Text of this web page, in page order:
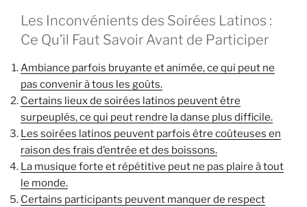
Les Inconvénients des Soirées Latinos :
Ce Qu’il Faut Savoir Avant de Participer
Ambiance parfois bruyante et animée, ce qui peut ne
pas convenir à tous les goûts.
Certains lieux de soirées latinos peuvent être
surpeuplés, ce qui peut rendre la danse plus difficile.
Les soirées latinos peuvent parfois être coûteuses en
raison des frais d’entrée et des boissons.
La musique forte et répétitive peut ne pas plaire à tout
le monde.
Certains participants peuvent manquer de respect